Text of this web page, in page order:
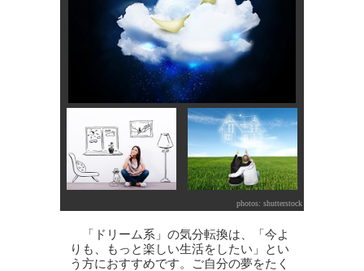
photos: shutterstock
「ドリーム系」の気分転換は、「今よ
りも、もっと楽しい生活をしたい」とい
う方におすすめです。ご自分の夢をたく